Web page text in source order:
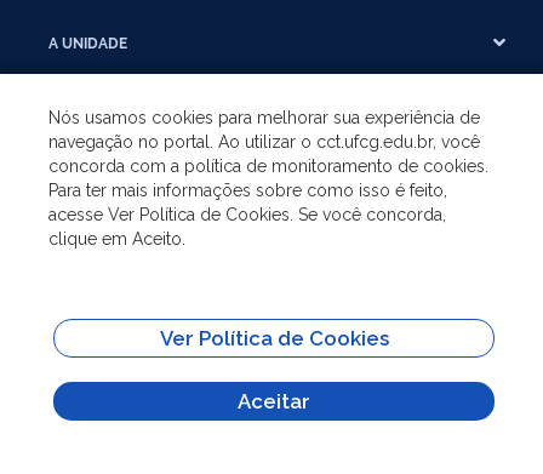
A UNIDADE
GRADUAÇÃO
PÓS-GRADUAÇÃO
SITES IMPORTANTES
Todo o conteúdo deste site está publicado sob a licença
Creative Commons
Atribuição-SemDerivações 3.0
Nós usamos cookies para melhorar sua experiência de
navegação no portal. Ao utilizar o cct.ufcg.edu.br, você
concorda com a política de monitoramento de cookies.
Para ter mais informações sobre como isso é feito,
acesse Ver Política de Cookies. Se você concorda,
clique em Aceito.
Ver Política de Cookies
Aceitar